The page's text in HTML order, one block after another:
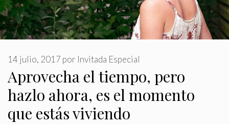
Aprovecha el tiempo, pero
hazlo ahora, es el momento
que estás viviendo
14 julio, 2017 por Invitada Especial